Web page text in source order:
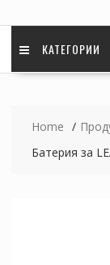
КАТЕГОРИИ
Home
Батерия за